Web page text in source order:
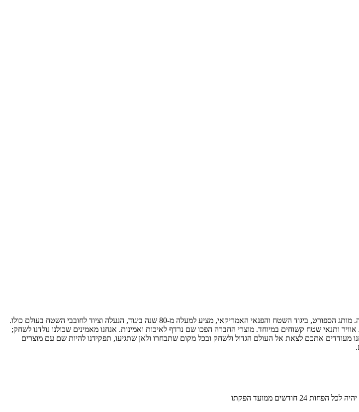
בקולומביה מאמינים שהטבע הוא מגרש המשחקים הגדול בעולם והוא נגיש לכולם - רק צריך לצאת החוצה. מותג הספורט, ביגוד השטח והפנאי האמריקאי, מציע למעלה מ-80 שנה ביגוד, הנעלה וציוד לחובבי השטח בעולם כולו.
ותנאי שטח קשוחים במיוחד. מוצרי החברה הפכו שם נרדף לאיכות ואמינות. אנחנו מאמינים שכולנו נולדנו לשחק;
מעודדים אתכם לצאת אל העולם הגדול ולשחק ובכל מקום שתבחרו ולאן שתגיעו, תפקידנו להיות שם עם מוצרים